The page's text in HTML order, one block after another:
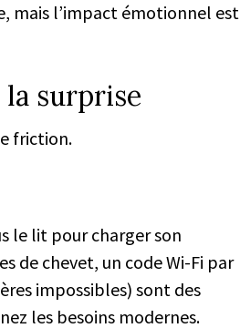
mais l’impact émotionnel est
surprise
friction.
le lit pour charger son
de chevet, un code Wi-Fi par
impossibles) sont des
les besoins modernes.